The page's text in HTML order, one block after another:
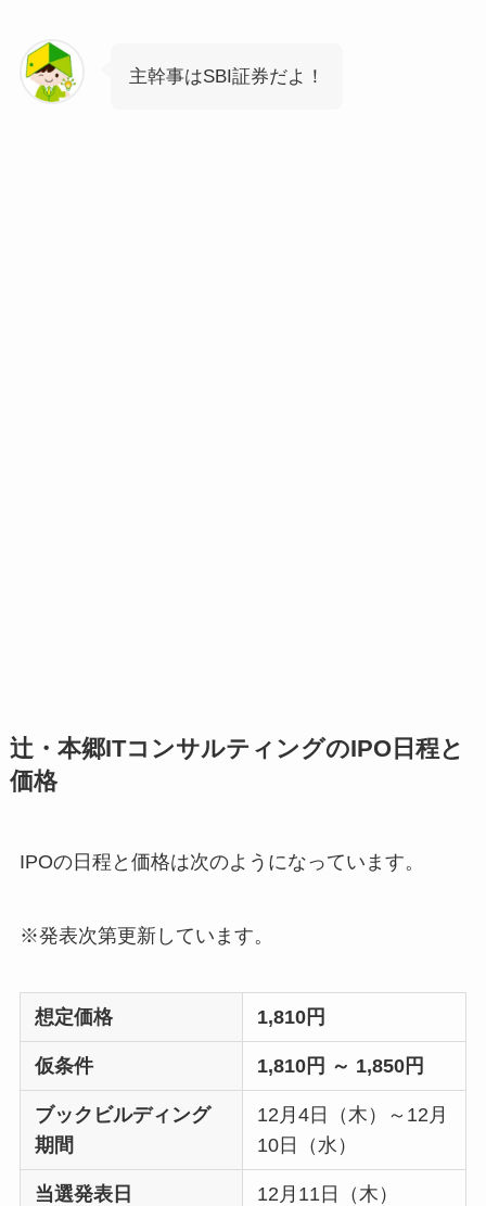
主幹事はSBI証券だよ！
辻・本郷ITコンサルティングのIPO日程と
価格
IPOの日程と価格は次のようになっています。
※発表次第更新しています。
想定価格 1,810円
仮条件 1,810円 ～ 1,850円
ブックビルディング
期間
12月4日（木）～12月
10日（水）
当選発表日 12月11日（木）